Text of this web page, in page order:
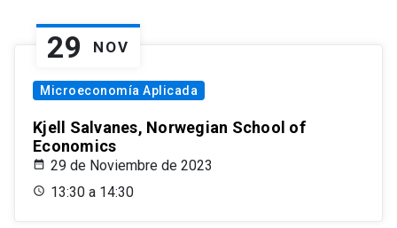
29 NOV
Microeconomía Aplicada
Kjell Salvanes, Norwegian School of
Economics
29 de Noviembre de 2023
13:30 a 14:30